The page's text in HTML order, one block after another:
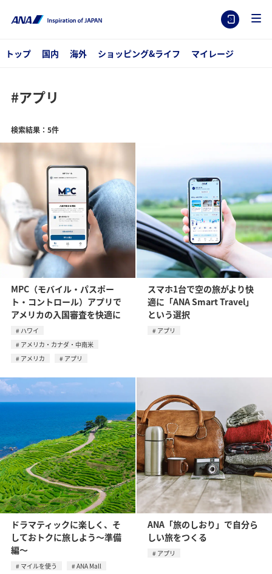
トップ 国内 海外 ショッピング&ライフ マイレージ
#アプリ
検索結果：5件
MPC（モバイル・パスポー
ト・コントロール）アプリで
アメリカの入国審査を快適に
ハワイ
アメリカ・カナダ・中南米
アメリカ
アプリ
スマホ1台で空の旅がより快
適に「ANA Smart Travel」
という選択
アプリ
ドラマティックに楽しく、そ
しておトクに旅しよう～準備
編～
マイルを使う
ANA Mall
ANA「旅のしおり」で自分ら
しい旅をつくる
アプリ